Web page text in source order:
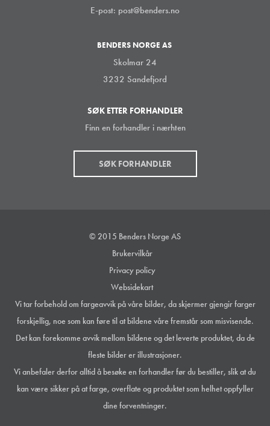
E-post: post@benders.no
BENDERS NORGE AS
Skolmar 24
3232 Sandefjord
SØK ETTER FORHANDLER
Finn en forhandler i nærhten
SØK FORHANDLER
© 2015 Benders Norge AS
Brukervilkår
Privacy policy
Websidekart
Vi tar forbehold om fargeavvik på våre bilder, da skjermer gjengir farger
forskjellig, noe som kan føre til at bildene våre fremstår som misvisende.
Det kan forekomme avvik mellom bildene og det leverte produktet, da de
fleste bilder er illustrasjoner.
Vi anbefaler derfor alltid å besøke en forhandler før du bestiller, slik at du
kan være sikker på at farge, overflate og produktet som helhet oppfyller
dine forventninger.